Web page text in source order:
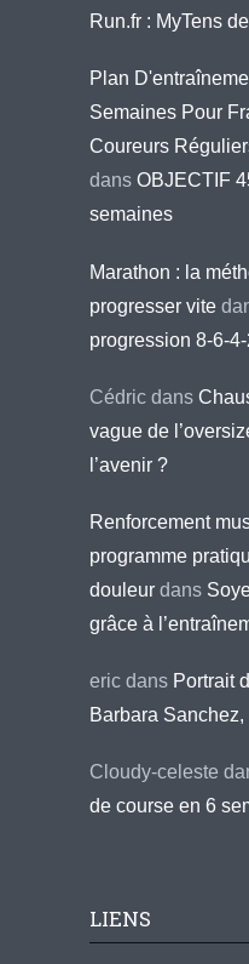
Run.fr : MyTens
Plan
Semaines Pour
Coureurs
dans OBJECTIF
semaines
Marathon : la
progresser vite
progression 8-6-4-
Cédric dans
vague de
l’avenir ?
Renforcement
programme
douleur dans
grâce à
eric dans Portrait
Barbara
Cloudy-celeste
de course en 6
LIENS